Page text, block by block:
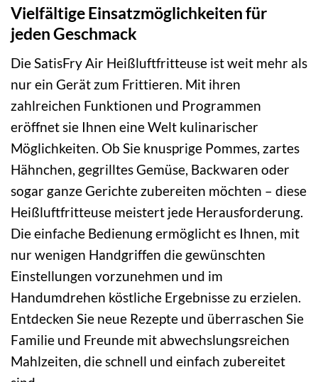
Vielfältige Einsatzmöglichkeiten für
jeden Geschmack
Die SatisFry Air Heißluftfritteuse ist weit mehr als
nur ein Gerät zum Frittieren. Mit ihren
zahlreichen Funktionen und Programmen
eröffnet sie Ihnen eine Welt kulinarischer
Möglichkeiten. Ob Sie knusprige Pommes, zartes
Hähnchen, gegrilltes Gemüse, Backwaren oder
sogar ganze Gerichte zubereiten möchten – diese
Heißluftfritteuse meistert jede Herausforderung.
Die einfache Bedienung ermöglicht es Ihnen, mit
nur wenigen Handgriffen die gewünschten
Einstellungen vorzunehmen und im
Handumdrehen köstliche Ergebnisse zu erzielen.
Entdecken Sie neue Rezepte und überraschen Sie
Familie und Freunde mit abwechslungsreichen
Mahlzeiten, die schnell und einfach zubereitet